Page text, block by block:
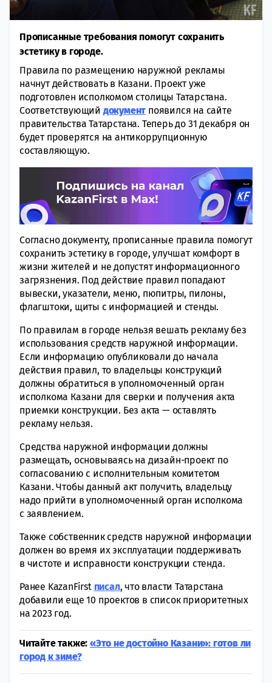
Прописанные требования помогут сохранить
эстетику в городе.
Правила по размещению наружной рекламы
начнут действовать в Казани. Проект уже
подготовлен исполкомом столицы Татарстана.
Соответствующий документ появился на сайте
правительства Татарстана. Теперь до 31 декабря он
будет проверятся на антикоррупционную
составляющую.
Согласно документу, прописанные правила помогут
сохранить эстетику в городе, улучшат комфорт в
жизни жителей и не допустят информационного
загрязнения. Под действие правил попадают
вывески, указатели, меню, пюпитры, пилоны,
флагштоки, щиты с информацией и стенды.
По правилам в городе нельзя вешать рекламу без
использования средств наружной информации.
Если информацию опубликовали до начала
действия правил, то владельцы конструкций
должны обратиться в уполномоченный орган
исполкома Казани для сверки и получения акта
приемки конструкции. Без акта — оставлять
рекламу нельзя.
Средства наружной информации должны
размещать, основываясь на дизайн-проект по
согласованию с исполнительным комитетом
Казани. Чтобы данный акт получить, владельцу
надо прийти в уполномоченный орган исполкома
с заявлением.
Также собственник средств наружной информации
должен во время их эксплуатации поддерживать
в чистоте и исправности конструкции стенда.
Ранее KazanFirst писал, что власти Татарстана
добавили еще 10 проектов в список приоритетных
на 2023 год.
Читайте также: «Это не достойно Казани»: готов ли
город к зиме?